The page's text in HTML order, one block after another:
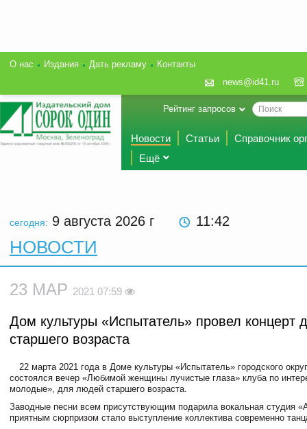
О нас Издания Дать рекламу
Контакты
news@id41.ru
Рейтинг запросов
Новости Статьи
Справочник
Ещё
сегодня: 9 августа 2026 г 11:42
НОВОСТИ
23 МАР 2021 07:59
Дом культуры «Испытатель» провел концерт
старшего возраста
22 марта 2021 года в Доме культуры «Испытатель» городского
состоялся вечер «Любимой женщины лучистые глаза» клуба по
молодые», для людей старшего возраста.
Заводные песни всем присутствующим подарила вокальная студия
приятным сюрпризом стало выступление коллектива современно